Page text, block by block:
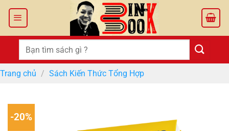
Tìm
kiếm:
Trang chủ / Sách Kiến Thức Tổng Hợp
-20%